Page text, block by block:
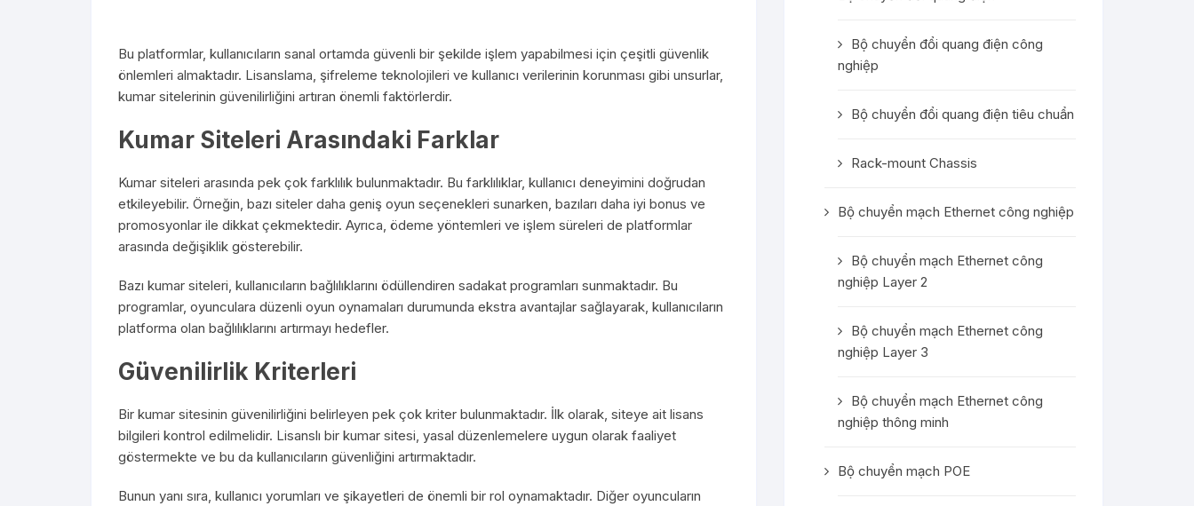
Bu platformlar, kullanıcıların sanal ortamda güvenli bir şekilde işlem yapabilmesi için çeşitli güvenlik
önlemleri almaktadır. Lisanslama, şifreleme teknolojileri ve kullanıcı verilerinin korunması gibi unsurlar,
kumar sitelerinin güvenilirliğini artıran önemli faktörlerdir.
Kumar Siteleri Arasındaki Farklar
Kumar siteleri arasında pek çok farklılık bulunmaktadır. Bu farklılıklar, kullanıcı deneyimini doğrudan
etkileyebilir. Örneğin, bazı siteler daha geniş oyun seçenekleri sunarken, bazıları daha iyi bonus ve
promosyonlar ile dikkat çekmektedir. Ayrıca, ödeme yöntemleri ve işlem süreleri de platformlar
arasında değişiklik gösterebilir.
Bazı kumar siteleri, kullanıcıların bağlılıklarını ödüllendiren sadakat programları sunmaktadır. Bu
programlar, oyunculara düzenli oyun oynamaları durumunda ekstra avantajlar sağlayarak, kullanıcıların
platforma olan bağlılıklarını artırmayı hedefler.
Güvenilirlik Kriterleri
Bir kumar sitesinin güvenilirliğini belirleyen pek çok kriter bulunmaktadır. İlk olarak, siteye ait lisans
bilgileri kontrol edilmelidir. Lisanslı bir kumar sitesi, yasal düzenlemelere uygun olarak faaliyet
göstermekte ve bu da kullanıcıların güvenliğini artırmaktadır.
Bunun yanı sıra, kullanıcı yorumları ve şikayetleri de önemli bir rol oynamaktadır. Diğer oyuncuların
Bộ chuyển đổi quang điện công
nghiệp
Bộ chuyển đổi quang điện tiêu chuẩn
Rack-mount Chassis
Bộ chuyển mạch Ethernet công nghiệp
Bộ chuyển mạch Ethernet công
nghiệp Layer 2
Bộ chuyển mạch Ethernet công
nghiệp Layer 3
Bộ chuyển mạch Ethernet công
nghiệp thông minh
Bộ chuyển mạch POE